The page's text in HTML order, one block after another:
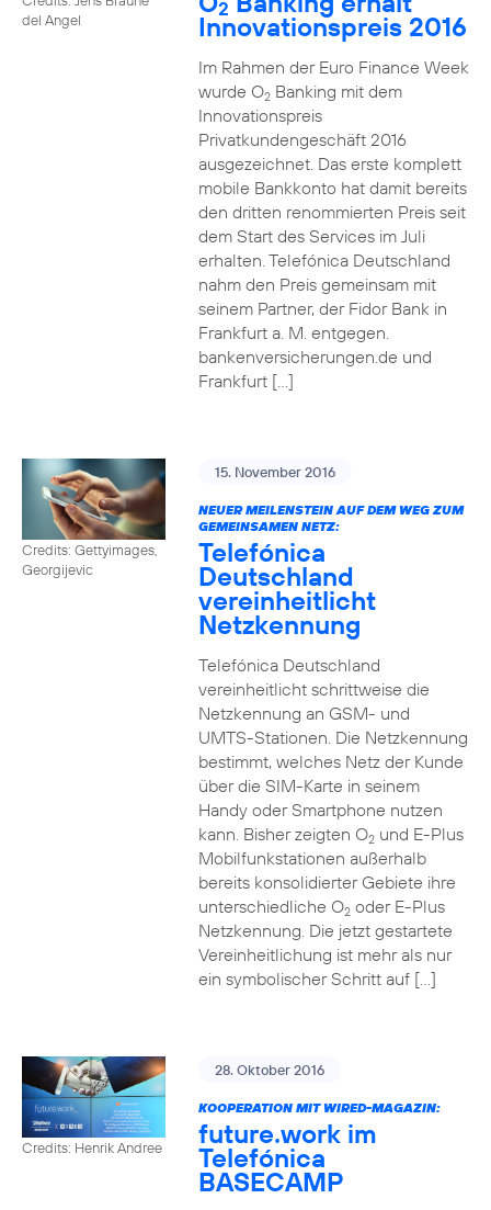
del Angel
2
Innovationspreis 2016
Im Rahmen der Euro Finance Week
wurde O2Banking mit dem
Innovationspreis
Privatkundengeschäft 2016
ausgezeichnet. Das erste komplett
mobile Bankkonto hat damit bereits
den dritten renommierten Preis seit
dem Start des Services im Juli
erhalten. Telefónica Deutschland
nahm den Preis gemeinsam mit
seinem Partner, der Fidor Bank in
Frankfurt a. M. entgegen.
bankenversicherungen.de und
Frankfurt […]
Credits: Gettyimages,
Georgijevic
15. November 2016
NEUER MEILENSTEIN AUF DEM WEG ZUM
GEMEINSAMEN NETZ:
Telefónica
Deutschland
vereinheitlicht
Netzkennung
Telefónica Deutschland
vereinheitlicht schrittweise die
Netzkennung an GSM- und
UMTS-Stationen. Die Netzkennung
bestimmt, welches Netz der Kunde
über die SIM-Karte in seinem
Handy oder Smartphone nutzen
kann. Bisher zeigten O2und E-Plus
Mobilfunkstationen außerhalb
bereits konsolidierter Gebiete ihre
unterschiedliche O2oder E-Plus
Netzkennung. Die jetzt gestartete
Vereinheitlichung ist mehr als nur
ein symbolischer Schritt auf […]
Credits: Henrik Andree
28. Oktober 2016
KOOPERATION MIT WIRED-MAGAZIN:
future.work im
Telefónica
BASECAMP